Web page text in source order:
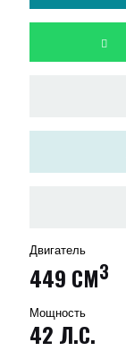
Двигатель
449 СМ3
Мощность
42 Л.С.